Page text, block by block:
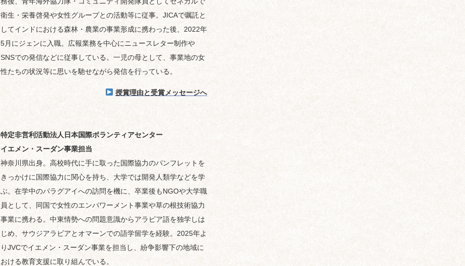
衛生・栄養啓発や女性グループとの活動等に従事。JICAで嘱託と
してインドにおける森林・農業の事業形成に携わった後、2022年
5月にジェンに入職。広報業務を中心にニュースレター制作や
SNSでの発信などに従事している。一児の母として、事業地の女
性たちの状況等に思いを馳せながら発信を行っている。
授賞理由と受賞メッセージへ
特定非営利活動法人日本国際ボランティアセンター
イエメン・スーダン事業担当
神奈川県出身。高校時代に手に取った国際協力のパンフレットを
きっかけに国際協力に関心を持ち、大学では開発人類学などを学
ぶ。在学中のパラグアイへの訪問を機に、卒業後もNGOや大学職
員として、同国で女性のエンパワーメント事業や草の根技術協力
事業に携わる。中東情勢への問題意識からアラビア語を独学しは
じめ、サウジアラビアとオマーンでの語学留学を経験。2025年よ
りJVCでイエメン・スーダン事業を担当し、紛争影響下の地域に
おける教育支援に取り組んでいる。